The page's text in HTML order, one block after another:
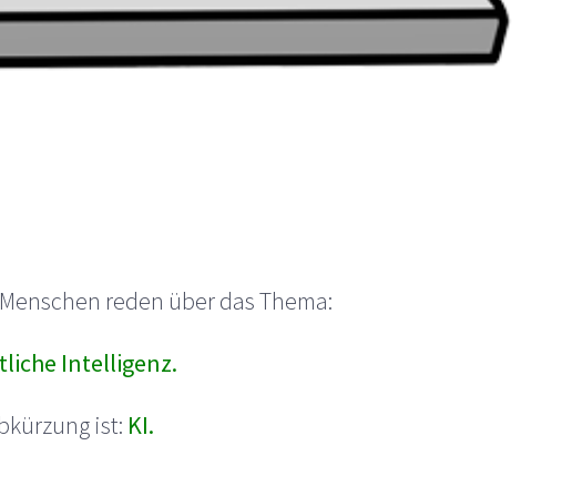
reden über das Thema:
Intelligenz.
ist: KI.